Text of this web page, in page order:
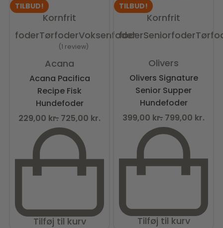
TILBUD!
Kornfrit
foderTørfoderVoksenfoder
1 review
Acana
Acana Pacifica
Recipe Fisk
Hundefoder
229,00 kr. 725,00 kr.
Tilføj til kurv
TILBUD!
Kornfrit
foderSeniorfoder
Olivers
Olivers Signature
Senior Supper
Hundefoder
399,00 kr. 799,00 kr.
Tilføj til kurv